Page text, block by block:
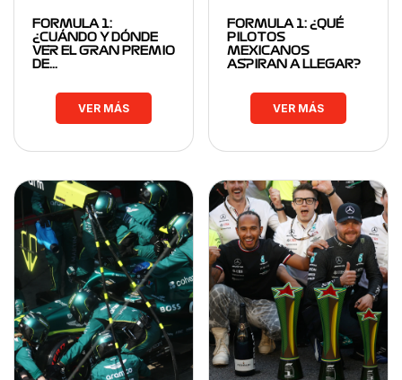
FORMULA 1:
¿CUÁNDO Y DÓNDE
VER EL GRAN PREMIO
DE…
VER MÁS
FORMULA 1: ¿QUÉ
PILOTOS
MEXICANOS
ASPIRAN A LLEGAR?
VER MÁS